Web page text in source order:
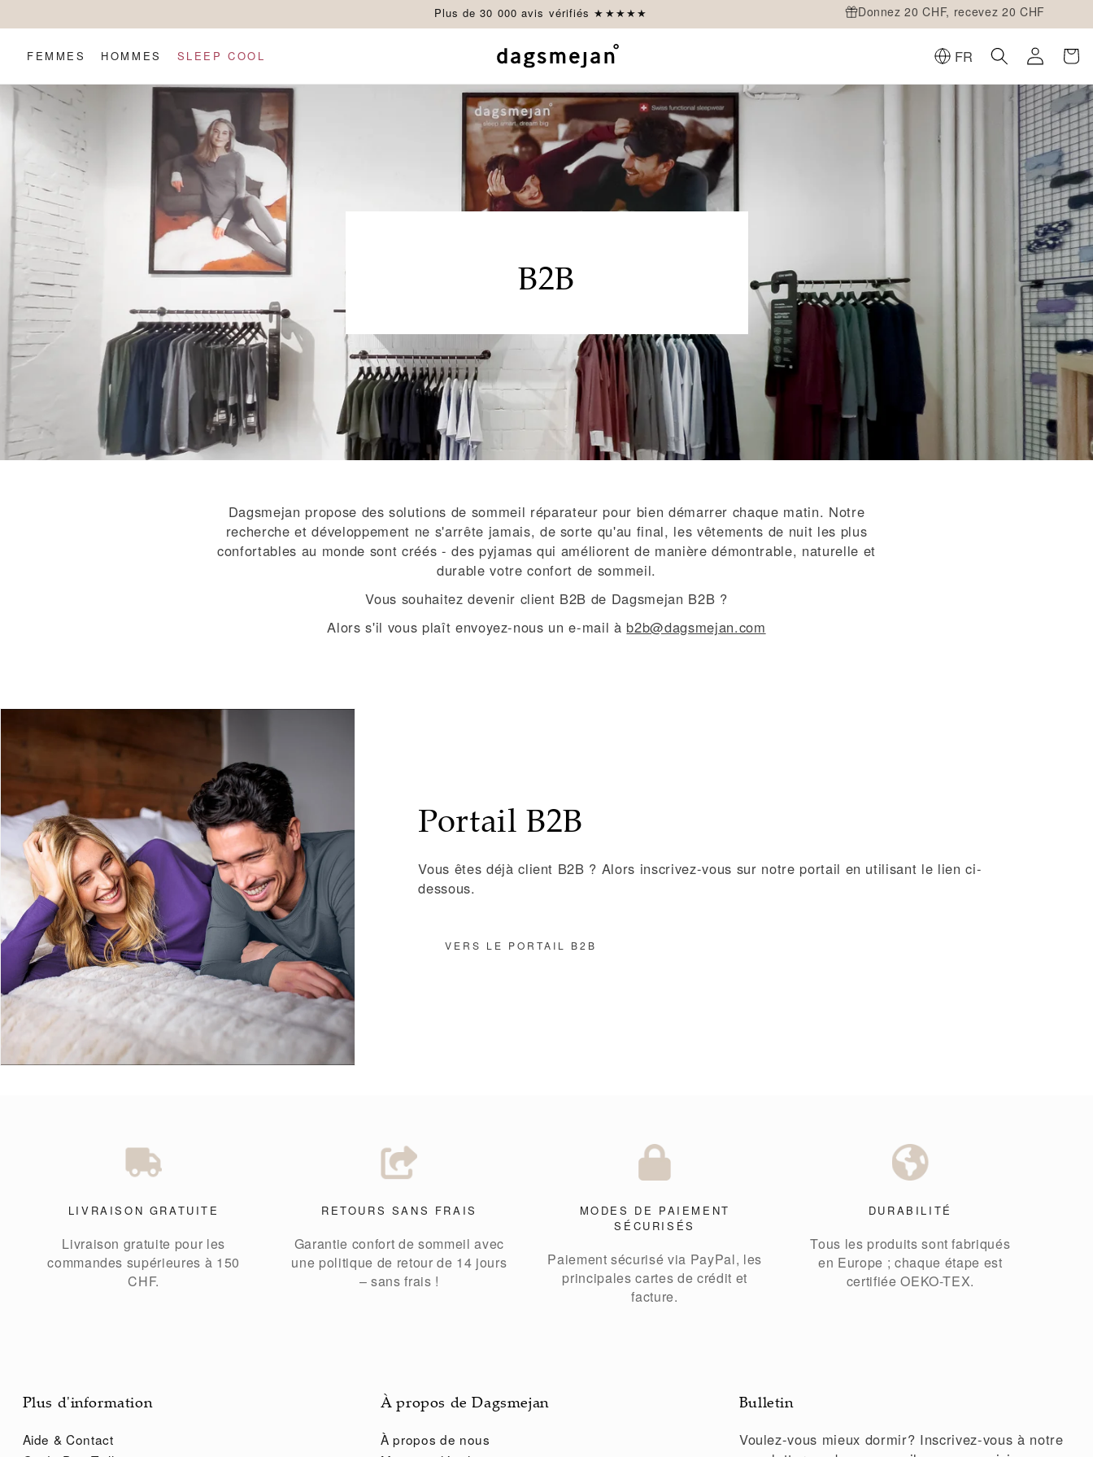
AU
Donnez 20 CHF, recevez 20 CHF
Plus de 30 000 avis vérifiés ★★★★★
FEMMES HOMMES SLEEP COOL FR ConnexionPanier
B2B
Dagsmejan propose des solutions de sommeil réparateur pour bien démarrer chaque matin. Notre
recherche et développement ne s'arrête jamais, de sorte qu'au final, les vêtements de nuit les plus
confortables au monde sont créés - des pyjamas qui améliorent de manière démontrable, naturelle et
durable votre confort de sommeil.
Vous souhaitez devenir client B2B de Dagsmejan B2B ?
Alors s'il vous plaît envoyez-nous un e-mail à b2b@dagsmejan.com
Portail B2B
Vous êtes déjà client B2B ? Alors inscrivez-vous sur notre portail en utilisant le lien ci-
dessous.
VERS LE PORTAIL B2B
LIVRAISON GRATUITE
Livraison gratuite pour les
commandes supérieures à 150
CHF.
RETOURS SANS FRAIS
Garantie confort de sommeil avec
une politique de retour de 14 jours
– sans frais !
MODES DE PAIEMENT
SÉCURISÉS
Paiement sécurisé via PayPal, les
principales cartes de crédit et
facture.
DURABILITÉ
Tous les produits sont fabriqués
en Europe ; chaque étape est
certifiée OEKO-TEX.
Plus d'information
Aide & Contact
À propos de Dagsmejan
À propos de nous
Bulletin
Voulez-vous mieux dormir? Inscrivez-vous à notre